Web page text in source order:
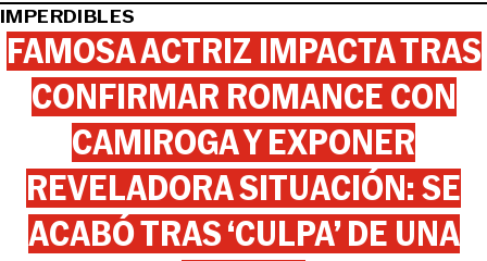
IMPERDIBLES
FAMOSA ACTRIZ IMPACTA TRAS
CONFIRMAR ROMANCE CON
CAMIROGA Y EXPONER
REVELADORA SITUACIÓN: SE
ACABÓ TRAS ‘CULPA’ DE UNA